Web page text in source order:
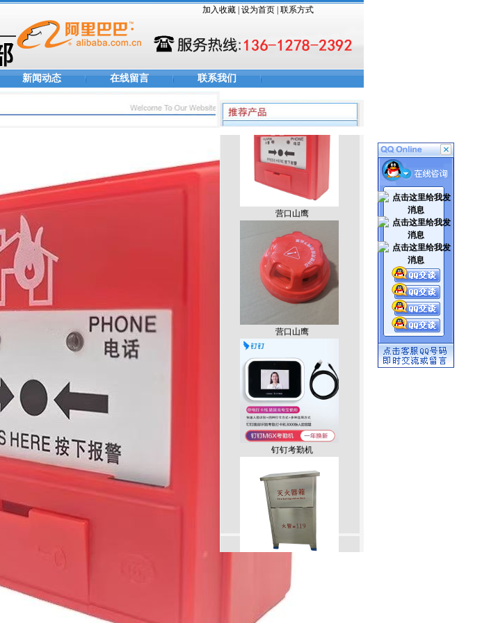
加入收藏 设为首页 联系方式
新闻动态 在线留言 联系我们
营口山鹰
营口山鹰
营口山鹰
钉钉考勤机